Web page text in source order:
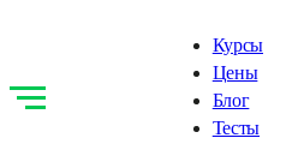
Курсы
Цены
Блог
Тесты